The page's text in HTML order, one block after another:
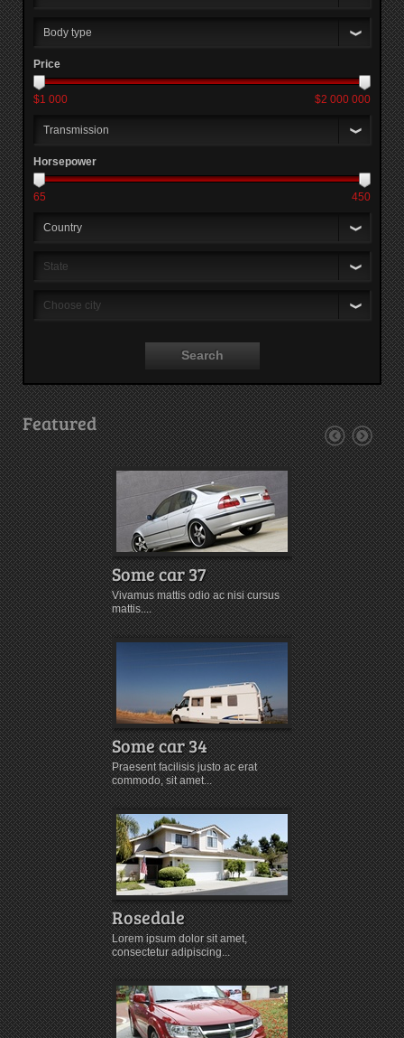
Body
Price
$1 000
$2 000 000
Transmission
Horsepower
65
450
Country
State
Choose
Search
Featured
Some car 37
Vivamus mattis odio ac nisi cursus
mattis....
Some car 34
Praesent facilisis justo ac erat
commodo, sit amet...
Rosedale
Lorem ipsum dolor sit amet,
consectetur adipiscing...
Stillwater
Sed auctor diam
urna tincidunt...
Leaf Hill
Nam justo leo,
quis, lacinia...
Amber Peak
Donec egestas mi
dapibus....